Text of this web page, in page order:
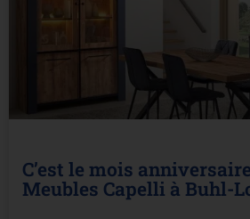
C’est le mois
Meubles Capelli à Buhl-